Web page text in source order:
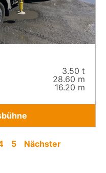
3.50 t
28.60 m
16.20 m
5 Nächster